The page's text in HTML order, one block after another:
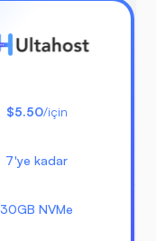
$5.50/için
7'ye kadar
30GB NVMe